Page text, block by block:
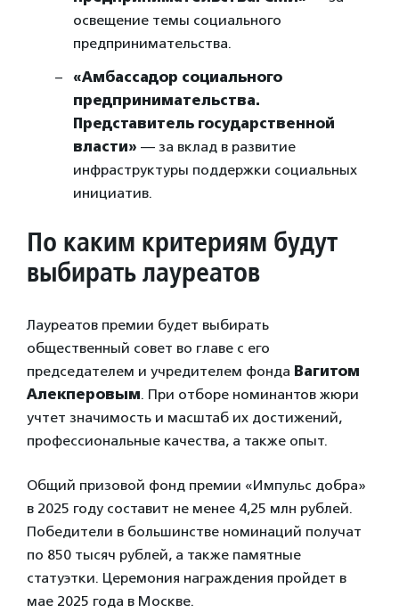
освещение темы социального
предпринимательства.
«Амбассадор социального
предпринимательства.
Представитель государственной
власти» — за вклад в развитие
инфраструктуры поддержки социальных
инициатив.
По каким критериям будут
выбирать лауреатов
Лауреатов премии будет выбирать
общественный совет во главе с его
председателем и учредителем фонда Вагитом
Алекперовым. При отборе номинантов жюри
учтет значимость и масштаб их достижений,
профессиональные качества, а также опыт.
Общий призовой фонд премии «Импульс добра»
в 2025 году составит не менее 4,25 млн рублей.
Победители в большинстве номинаций получат
по 850 тысяч рублей, а также памятные
статуэтки. Церемония награждения пройдет в
мае 2025 года в Москве.